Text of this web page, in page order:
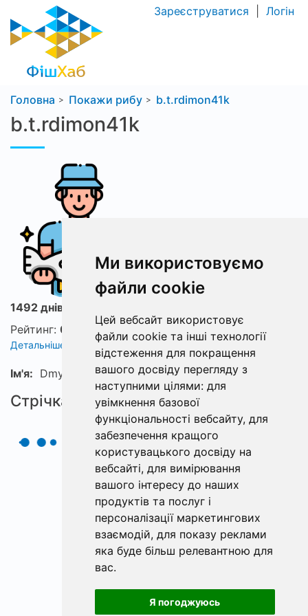
Ми використовуємо
файли cookie
Цей вебсайт використовує
файли cookie та інші технології
відстеження для покращення
вашого досвіду перегляду з
наступними цілями: для
увімкнення базової
функціональності вебсайту, для
забезпечення кращого
користувацького досвіду на
вебсайті, для вимірювання
вашого інтересу до наших
продуктів та послуг і
персоналізації маркетингових
взаємодій, для показу реклами
яка буде більш релевантною для
вас.
Я погоджуюсь
Зареєструватися Логін
Головна Покажи рибу b.t.rdimon41k
b.t.rdimon41k
1492 днів з ФішХаб
Рейтинг: 0
Детальніше про рейтинг
Ім'я: Dmytro
Стрічка